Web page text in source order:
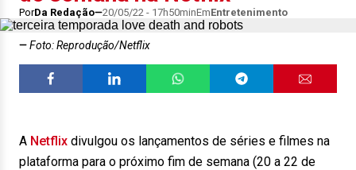
PorDa Redação 20/05/22 - 17h50minEmEntretenimento
Foto: Reprodução/Netflix
A Netflix divulgou os lançamentos de séries e filmes na
plataforma para o próximo fim de semana (20 a 22 de